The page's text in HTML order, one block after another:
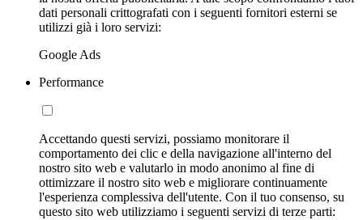
dati personali crittografati con i seguenti fornitori esterni se
utilizzi già i loro servizi:
Google Ads
Performance
Accettando questi servizi, possiamo monitorare il
comportamento dei clic e della navigazione all'interno del
nostro sito web e valutarlo in modo anonimo al fine di
ottimizzare il nostro sito web e migliorare continuamente
l'esperienza complessiva dell'utente. Con il tuo consenso, su
questo sito web utilizziamo i seguenti servizi di terze parti: